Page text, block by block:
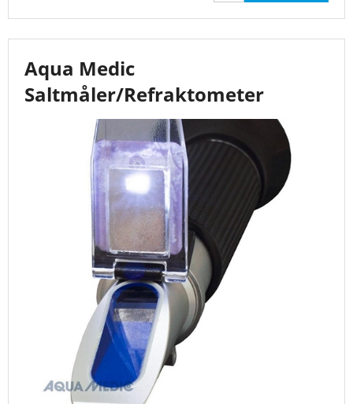
Aqua Medic
Saltmåler/Refraktometer